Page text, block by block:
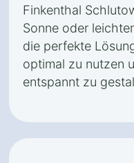
Finkenthal
Sonne oder
die perfekte
optimal zu nutzen
entspannt zu